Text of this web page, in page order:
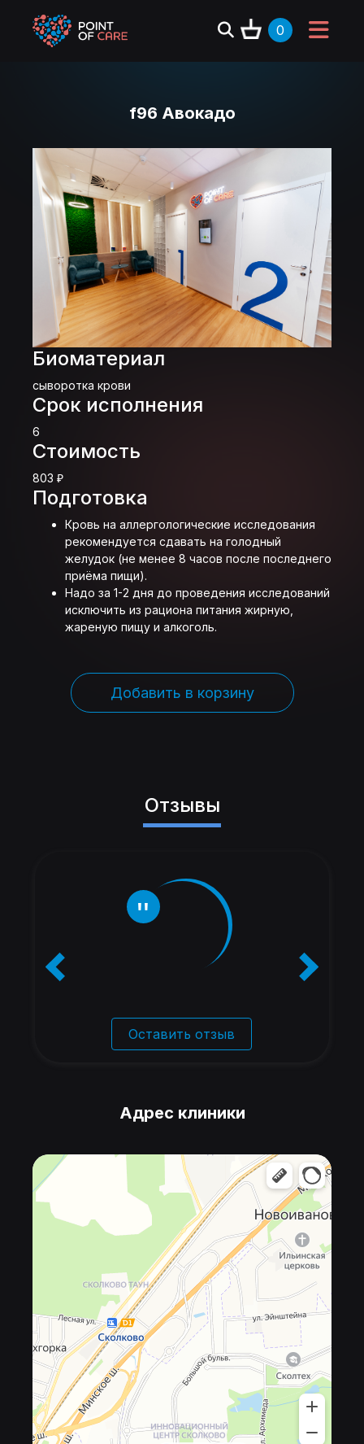
0
f96 Авокадо
Биоматериал
сыворотка крови
Срок исполнения
6
Стоимость
803 ₽
Подготовка
Кровь на аллергологические исследования
рекомендуется сдавать на голодный
желудок (не менее 8 часов после последнего
приёма пищи).
Надо за 1-2 дня до проведения исследований
исключить из рациона питания жирную,
жареную пищу и алкоголь.
Добавить в корзину
Отзывы
Оставить отзыв
Адрес клиники